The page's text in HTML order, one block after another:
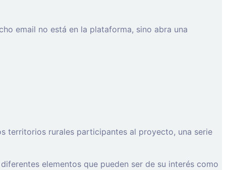
email no está en la plataforma, sino abra una
territorios rurales participantes al proyecto, una serie
elementos que pueden ser de su interés como